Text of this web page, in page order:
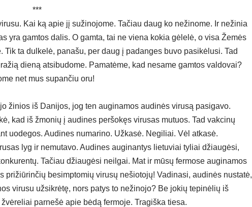
***
Kai ką apie jį sužinojome. Tačiau daug ko nežinome. Ir nežinia
yra gamtos dalis. O gamta, tai ne viena kokia gėlelė, o visa Žemės
Tik ta dulkelė, panašu, per daug į padanges buvo pasikėlusi. Tad
dieną atsibudome. Pamatėme, kad nesame gamtos valdovai?
net mus supančiu oru!
žinios iš Danijos, jog ten auginamos audinės virusą pasigavo.
kad iš žmonių į audines peršokęs virusas mutuos. Tad vakcinų
uodegos. Audines numarino. Užkasė. Negiliai. Vėl atkasė.
lyg ir nemutavo. Audines auginantys lietuviai tyliai džiaugėsi,
Tačiau džiaugėsi neilgai. Mat ir mūsų fermose auginamos
prižiūrinčių besimptomių virusų nešiotojų! Vadinasi, audinės nustatė,
virusu užsikrėtę, nors patys to nežinojo? Be jokių tepinėlių iš
parnešė apie bėdą fermoje. Tragiška tiesa.